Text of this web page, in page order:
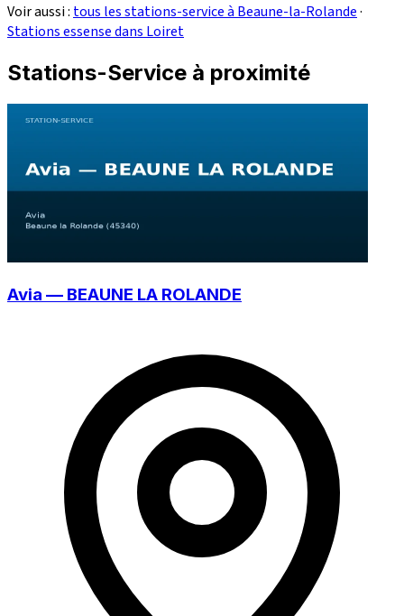
Voir aussi : tous les stations-service à Beaune-la-Rolande·
Stations essense dans Loiret
Stations-Service à proximité
Avia — BEAUNE LA ROLANDE